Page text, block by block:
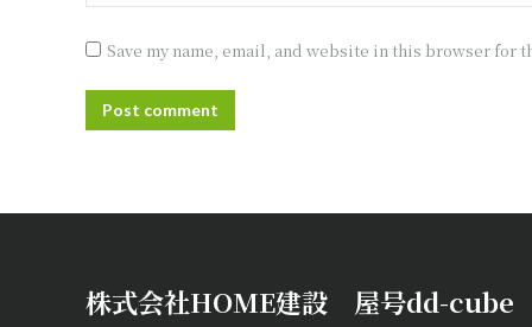
Save my name, email, and website in this browser for
Post comment
株式会社HOME建設 屋号dd-cube